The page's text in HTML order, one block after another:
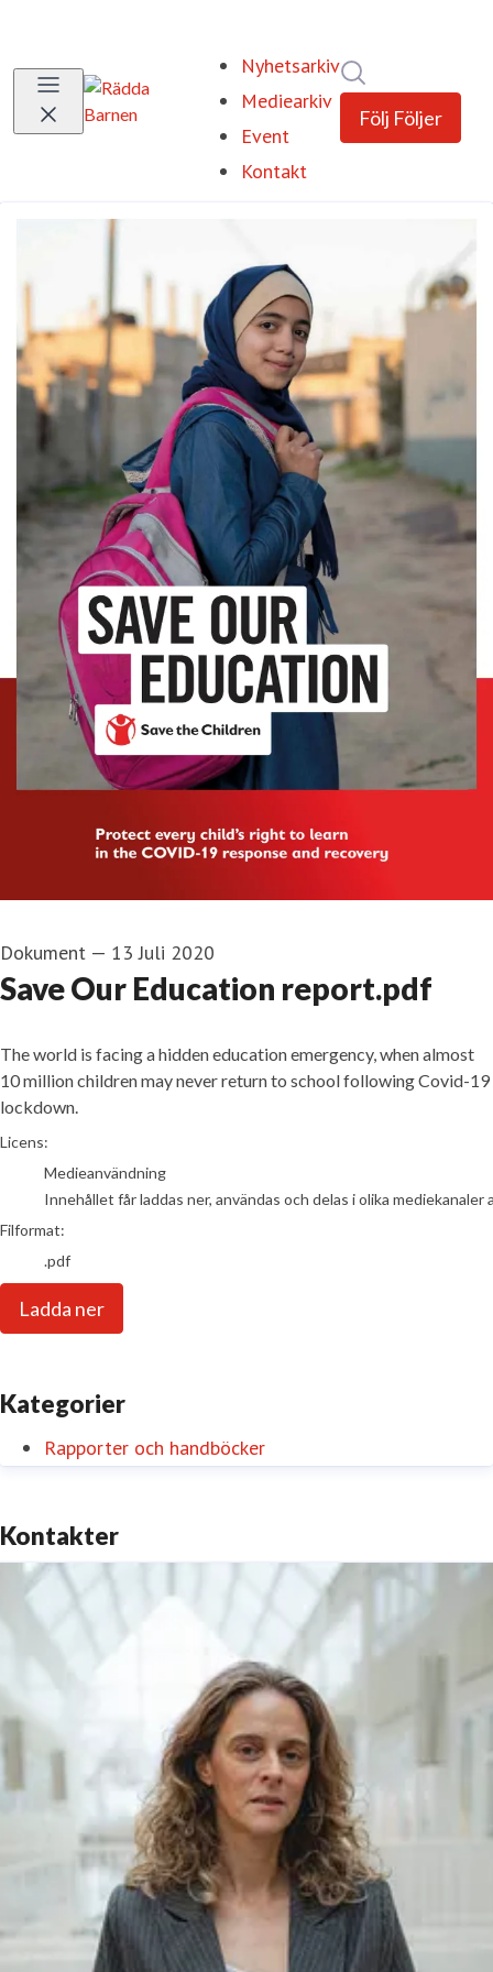
Nyhetsarkiv
Mediearkiv
Event
Kontakt
Följ Följer
Dokument — 13 Juli 2020
Save Our Education report.pdf
The world is facing a hidden education emergency, when almost
10 million children may never return to school following Covid-19
lockdown.
go to media item
Licens:
Medieanvändning
Innehållet får laddas ner, användas och delas i olika
Filformat:
.pdf
Ladda ner
Kategorier
Rapporter och handböcker
Kontakter